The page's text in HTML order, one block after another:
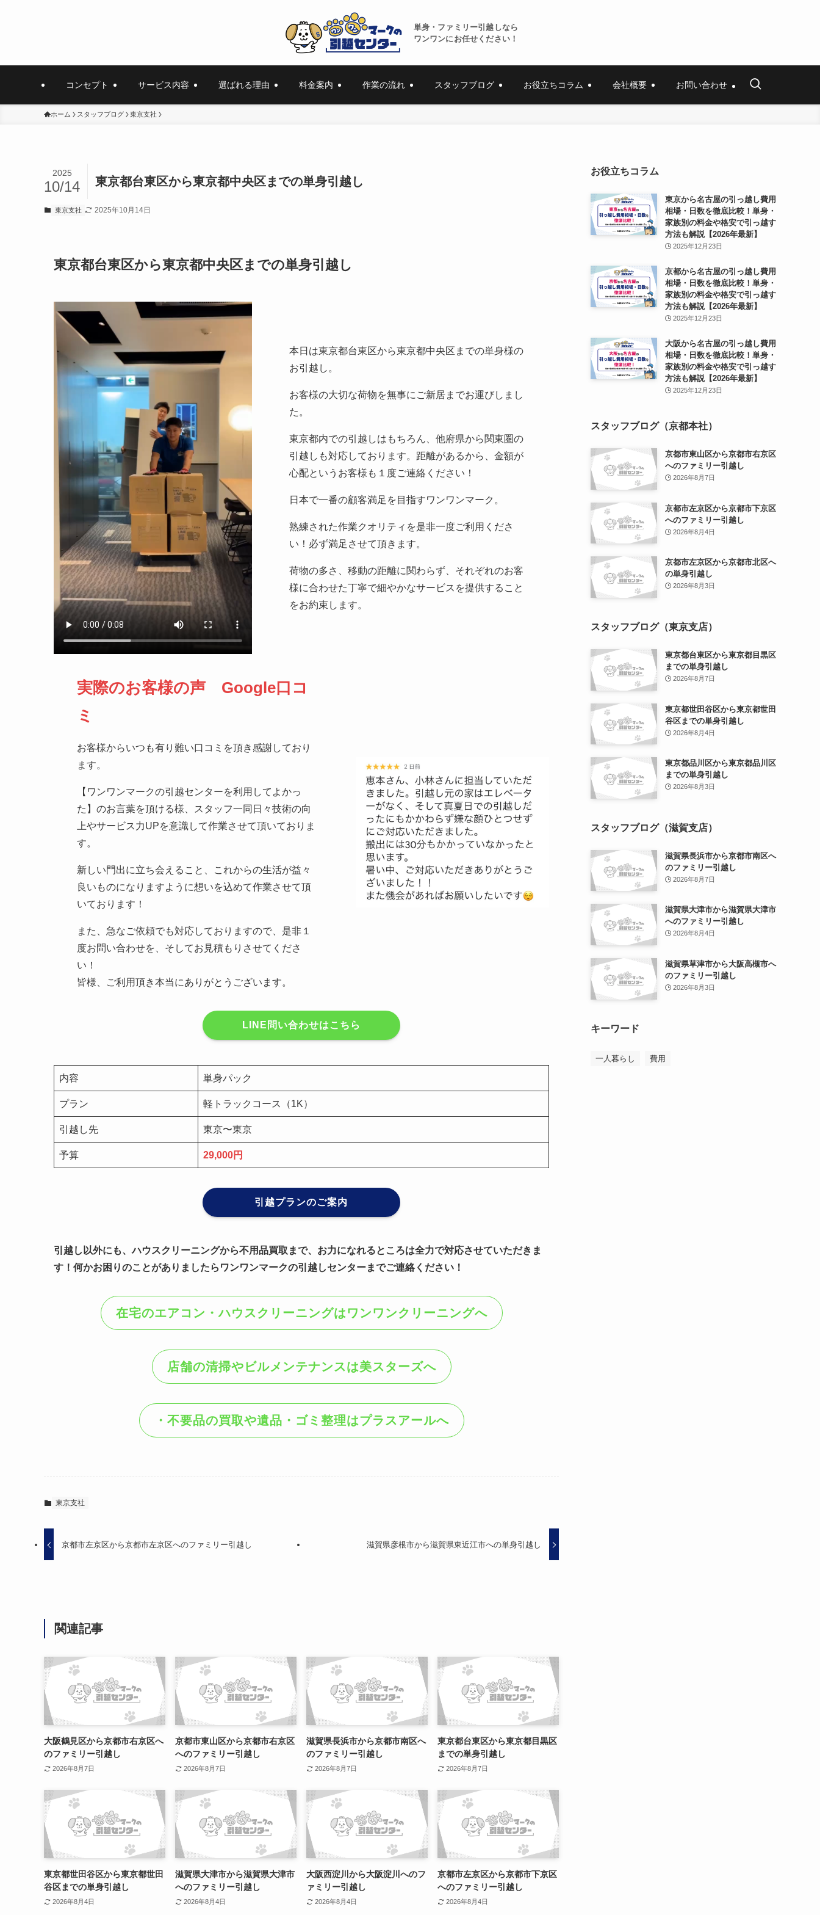
単身・ファミリー引越しなら
ワンワンにお任せください！
コンセプト サービス内容 選ばれる理由 料金案内 作業の流れ スタッフブログ お役立ちコラム 会社概要 お問い合わせ
ホーム スタッフブログ 東京支社
東京都台東区から東京都中央区までの単身引越し
2025
10/14
東京支社 2025年10月14日
東京都台東区から東京都中央区までの単身引越し
本日は東京都台東区から東京都中央区までの単身様の
お引越し。
お客様の大切な荷物を無事にご新居までお運びしまし
た。
東京都内での引越しはもちろん、他府県から関東圏の
引越しも対応しております。距離があるから、金額が
心配というお客様も１度ご連絡ください！
日本で一番の顧客満足を目指すワンワンマーク。
熟練された作業クオリティを是非一度ご利用くださ
い！必ず満足させて頂きます。
荷物の多さ、移動の距離に関わらず、それぞれのお客
様に合わせた丁寧で細やかなサービスを提供すること
をお約束します。
実際のお客様の声 Google口コ
ミ
お客様からいつも有り難い口コミを頂き感謝しており
ます。
【ワンワンマークの引越センターを利用してよかっ
た】のお言葉を頂ける様、スタッフ一同日々技術の向
上やサービス力UPを意識して作業させて頂いておりま
す。
新しい門出に立ち会えること、これからの生活が益々
良いものになりますように想いを込めて作業させて頂
いております！
また、急なご依頼でも対応しておりますので、是非１
度お問い合わせを、そしてお見積もりさせてくださ
い！
皆様、ご利用頂き本当にありがとうございます。
LINE問い合わせはこちら
内容 単身パック
プラン 軽トラックコース（1K）
引越し先 東京〜東京
予算 29,000円
引越プランのご案内
引越し以外にも、ハウスクリーニングから不用品買取まで、お力になれるところは全力で対応させていただきま
す！何かお困りのことがありましたらワンワンマークの引越しセンターまでご連絡ください！
在宅のエアコン・ハウスクリーニングはワンワンクリーニングへ
店舗の清掃やビルメンテナンスは美スターズへ
・不要品の買取や遺品・ゴミ整理はプラスアールへ
東京支社
京都市左京区から京都市左京区へのファミリー引越し 滋賀県彦根市から滋賀県東近江市への単身引越し
関連記事
大阪鶴見区から京都市右京区へ
のファミリー引越し
2026年8月7日
京都市東山区から京都市右京区
へのファミリー引越し
2026年8月7日
滋賀県長浜市から京都市南区へ
のファミリー引越し
2026年8月7日
東京都台東区から東京都目黒区
までの単身引越し
2026年8月7日
東京都世田谷区から東京都世田
谷区までの単身引越し
2026年8月4日
滋賀県大津市から滋賀県大津市
へのファミリー引越し
2026年8月4日
大阪西淀川から大阪淀川へのフ
ァミリー引越し
2026年8月4日
京都市左京区から京都市下京区
へのファミリー引越し
2026年8月4日
お役立ちコラム
東京から名古屋の引っ越し費用
相場・日数を徹底比較！単身・
家族別の料金や格安で引っ越す
方法も解説【2026年最新】
2025年12月23日
京都から名古屋の引っ越し費用
相場・日数を徹底比較！単身・
家族別の料金や格安で引っ越す
方法も解説【2026年最新】
2025年12月23日
大阪から名古屋の引っ越し費用
相場・日数を徹底比較！単身・
家族別の料金や格安で引っ越す
方法も解説【2026年最新】
2025年12月23日
スタッフブログ（京都本社）
京都市東山区から京都市右京区
へのファミリー引越し
2026年8月7日
京都市左京区から京都市下京区
へのファミリー引越し
2026年8月4日
京都市左京区から京都市北区へ
の単身引越し
2026年8月3日
スタッフブログ（東京支店）
東京都台東区から東京都目黒区
までの単身引越し
2026年8月7日
東京都世田谷区から東京都世田
谷区までの単身引越し
2026年8月4日
東京都品川区から東京都品川区
までの単身引越し
2026年8月3日
スタッフブログ（滋賀支店）
滋賀県長浜市から京都市南区へ
のファミリー引越し
2026年8月7日
滋賀県大津市から滋賀県大津市
へのファミリー引越し
2026年8月4日
滋賀県草津市から大阪高槻市へ
のファミリー引越し
2026年8月3日
キーワード
一人暮らし 費用